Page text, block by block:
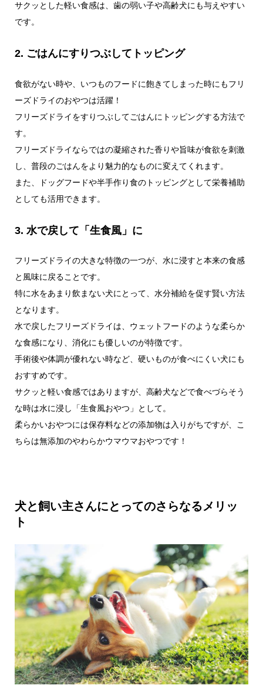
サクッとした軽い食感は、歯の弱い子や高齢犬にも与えやすい
です。
2. ごはんにすりつぶしてトッピング
食欲がない時や、いつものフードに飽きてしまった時にもフリ
ーズドライのおやつは活躍！
フリーズドライをすりつぶしてごはんにトッピングする方法で
す。
フリーズドライならではの凝縮された香りや旨味が食欲を刺激
し、普段のごはんをより魅力的なものに変えてくれます。
また、ドッグフードや半手作り食のトッピングとして栄養補助
としても活用できます。
3. 水で戻して「生食風」に
フリーズドライの大きな特徴の一つが、水に浸すと本来の食感
と風味に戻ることです。
特に水をあまり飲まない犬にとって、水分補給を促す賢い方法
となります。
水で戻したフリーズドライは、ウェットフードのような柔らか
な食感になり、消化にも優しいのが特徴です。
手術後や体調が優れない時など、硬いものが食べにくい犬にも
おすすめです。
サクッと軽い食感ではありますが、高齢犬などで食べづらそう
な時は水に浸し「生食風おやつ」として。
柔らかいおやつには保存料などの添加物は入りがちですが、こ
ちらは無添加のやわらかウマウマおやつです！
犬と飼い主さんにとってのさらなるメリッ
ト